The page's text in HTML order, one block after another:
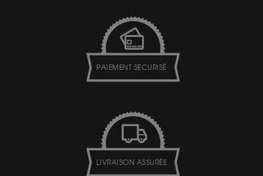
PAIEMENT SECURISÉ
LIVRAISON ASSURÉE